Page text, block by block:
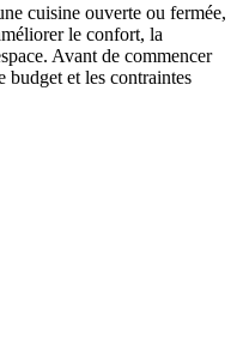
cuisine ouverte ou fermée,
le confort, la
Avant de commencer
budget et les contraintes